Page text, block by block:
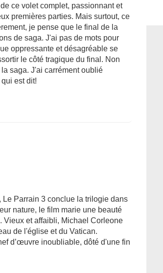
ce volet complet, passionnant et
premières parties. Mais surtout, ce
je pense que le final de la
de saga. J'ai pas de mots pour
oppressante et désagréable se
le côté tragique du final. Non
saga. J'ai carrément oublié
est dit!
Parrain 3 conclue la trilogie dans
nature, le film marie une beauté
Vieux et affaibli, Michael Corleone
de l'église et du Vatican.
d’œuvre inoubliable, dôté d'une fin